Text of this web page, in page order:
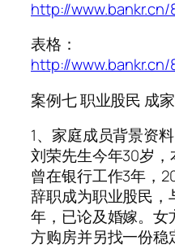
http://
表格：
http://
案例七 职业股民 成
1、家庭成员背景资料
刘荣先生今年30岁
曾在银行工作3年，
辞职成为职业股民
年，已论及婚嫁。女
方购房并另找一份稳